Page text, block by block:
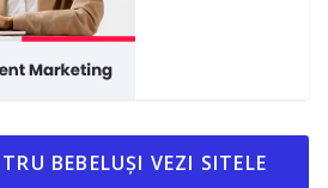
BEBELUȘI VEZI SITELE